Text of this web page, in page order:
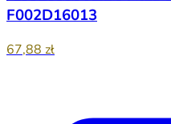
F002D16013
67,88 zł